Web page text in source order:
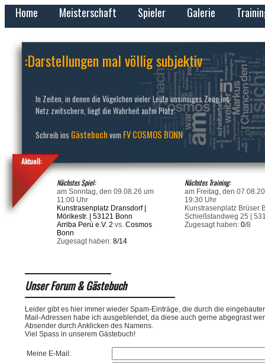
Home Meisterschaft Spieler Galerie
:Darstellungen mal völlig subjektiv
In Zeiten, in denen die Vögelchen vieler Leute unsinniges Zeug ins
Netz zwitschern, liegt die Wahrheit aufm Platz:
Schreib ins Gästebuch vom FV COSMOS BONN
Aktuell:
Nächstes Spiel:
am Sonntag, den 09.08.26 um
11:00 Uhr
Kunstrasenplatz Dransdorf |
Mörikestr. | 53121 Bonn
Arriba Perú e.V. 2 vs. Cosmos
Bonn
Zugesagt haben: 8/14
Nächstes Training:
am Freitag, den
19:30 Uhr
Kunstrasenplatz Brüser
Schießstandweg 25 |
Zugesagt haben: 0/8
Unser Forum & Gästebuch
Leider gibt es hier immer wieder Spam-Einträge, die durch die
Mail-Adressen habe ich ausgeblendet, da diese auch gerne abgegrast
Absender durch Anklicken des Namens.
Viel Spass in unserem Gästebuch!
Meine E-Mail: